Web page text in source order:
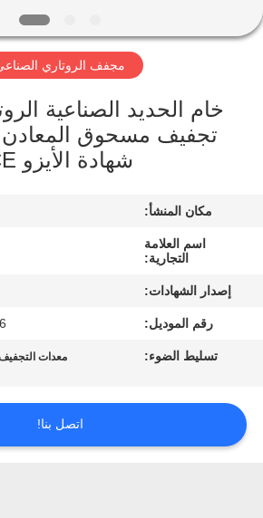
عرض
الافتراضي
في
المعمل
جودة
مجفف الروتاري
خام الحديد الصناعية
تجفيف مسحوق
شهادة الأيزو CE
مكان المنشأ:
اسم العلامة
التجارية:
إصدار الشهادات:
رقم الموديل:
تسليط الضوء: معدات
اتصل بنا!